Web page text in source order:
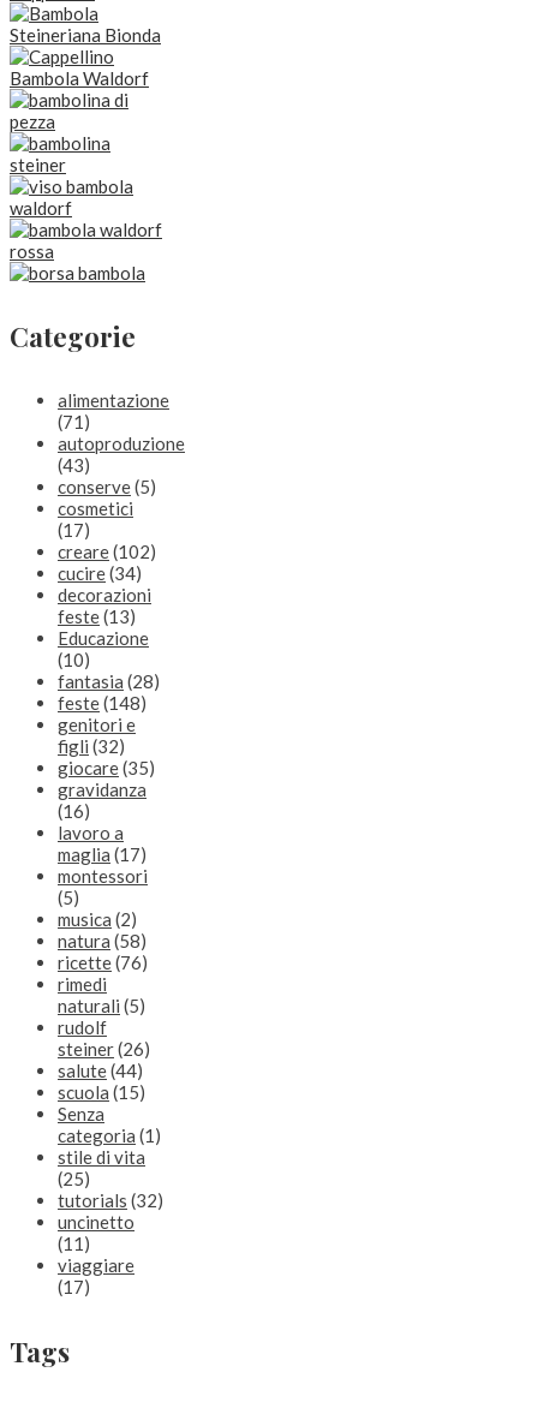
Categorie
alimentazione
(71)
autoproduzione
(43)
conserve(5)
cosmetici
(17)
creare(102)
cucire(34)
decorazioni
feste(13)
Educazione
(10)
fantasia (28)
feste(148)
genitori e
figli (32)
giocare(35)
gravidanza
(16)
lavoro a
maglia (17)
montessori
(5)
musica (2)
natura (58)
ricette(76)
rimedi
naturali (5)
rudolf
steiner(26)
salute(44)
scuola (15)
Senza
categoria (1)
stile di vita
(25)
tutorials (32)
uncinetto
(11)
viaggiare
(17)
Tags